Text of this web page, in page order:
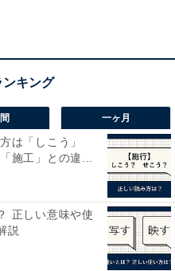
ずにできる仕事
に「人との関わりが少な
には、エンジニアやプロ
一ヶ月
は「しこう」
施工」との違...
正しい意味や使
説